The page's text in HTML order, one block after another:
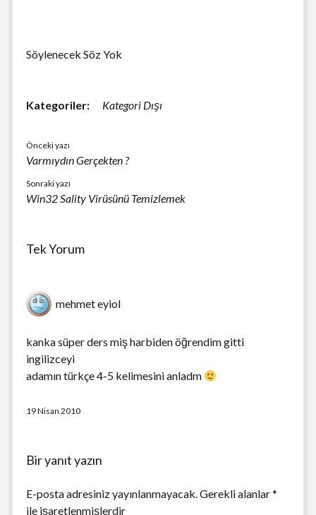
Söylenecek Söz Yok
Kategoriler: Kategori Dışı
Önceki yazı
Varmıydın Gerçekten ?
Sonraki yazı
Win32 Sality Virüsünü Temizlemek
Tek Yorum
mehmet eyiol
kanka süper ders miş harbiden öğrendim gitti
ingilizceyi
adamın türkçe 4-5 kelimesini anladm
19 Nisan 2010
Bir yanıt yazın
E-posta adresiniz yayınlanmayacak.Gerekli alanlar*
ile işaretlenmişlerdir